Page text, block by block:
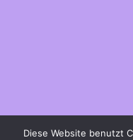
Diese Website benutzt